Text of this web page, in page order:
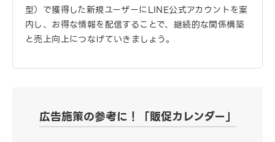
型）で獲得した新規ユーザーにLINE公式アカウントを案
内し、お得な情報を配信することで、継続的な関係構築
と売上向上につなげていきましょう。
広告施策の参考に！「販促カレンダー」